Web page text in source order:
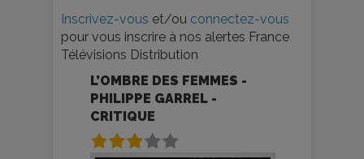
Inscrivez-vous et/ou connectez-vous
pour vous inscrire à nos alertes France
Télévisions Distribution
L’OMBRE DES FEMMES -
PHILIPPE GARREL -
CRITIQUE